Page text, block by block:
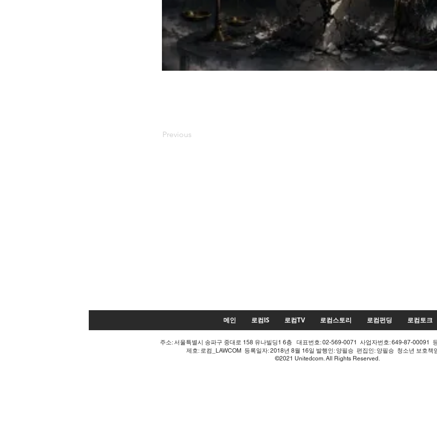
Previous
메인 로컴IS 로컴TV 로컴스토리 로컴펀딩 로컴토크
주소: 서울특별시 송파구 중대로 158 유나빌딩1 6층 대표번호: 02-569-0071 사업자번호: 649-87-00091
제호: 로컴_LAWCOM 등록일자: 2018년 8월 16일 발행인: 양필승 편집인: 양필승 청소년 보호
©2021 Unitedcom. All Rights Reserved.